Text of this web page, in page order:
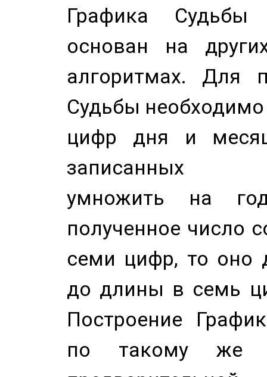
Графика
основан на
алгоритмах. Для
Судьбы
цифр дня и
записанных
умножить на
полученное число
семи цифр, то оно
до длины в семь
Построение
по такому же